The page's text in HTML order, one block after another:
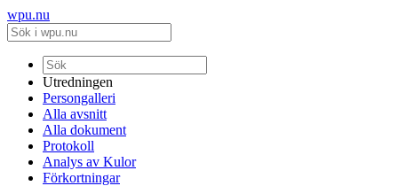
wpu.nu
Utredningen
Persongalleri
Alla avsnitt
Alla dokument
Protokoll
Analys av Kulor
Förkortningar